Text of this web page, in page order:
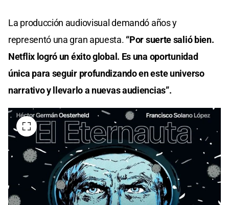
La producción audiovisual demandó años y
representó una gran apuesta. “Por suerte salió bien.
Netflix logró un éxito global. Es una oportunidad
única para seguir profundizando en este universo
narrativo y llevarlo a nuevas audiencias”.